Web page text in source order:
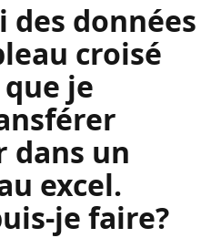
des données
croisé
je
dans un
excel.
je faire?